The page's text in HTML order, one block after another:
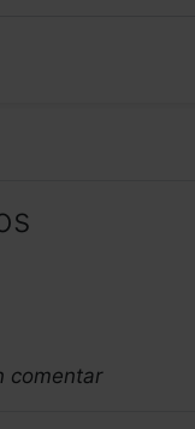
comentar